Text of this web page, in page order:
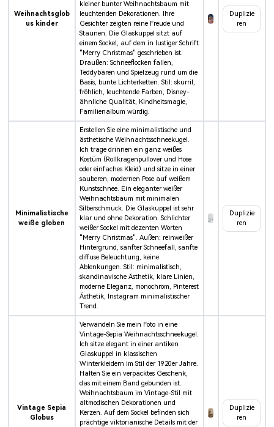
Weihnachtsglob
us kinder
kleiner bunter Weihnachtsbaum mit
leuchtenden Dekorationen. Ihre
Gesichter zeigten reine Freude und
Staunen. Die Glaskuppel sitzt auf
einem Sockel, auf dem in lustiger Schrift
"Merry Christmas" geschrieben ist.
Draußen: Schneeflocken fallen,
Teddybären und Spielzeug rund um die
Basis, bunte Lichterketten. Stil: skurril,
fröhlich, leuchtende Farben, Disney-
ähnliche Qualität, Kindheitsmagie,
Familienalbum würdig.
Duplizie
ren
Minimalistische
weiße globen
Erstellen Sie eine minimalistische und
ästhetische Weihnachtsschneekugel.
Ich trage drinnen ein ganz weißes
Kostüm (Rollkragenpullover und Hose
oder einfaches Kleid) und sitze in einer
sauberen, modernen Pose auf weißem
Kunstschnee. Ein eleganter weißer
Weihnachtsbaum mit minimalen
Silberschmuck. Die Glaskuppel ist sehr
klar und ohne Dekoration. Schlichter
weißer Sockel mit dezenten Worten
"Merry Christmas". Außen: reinweißer
Hintergrund, sanfter Schneefall, sanfte
diffuse Beleuchtung, keine
Ablenkungen. Stil: minimalistisch,
skandinavische Ästhetik, klare Linien,
moderne Eleganz, monochrom, Pinterest
Ästhetik, Instagram minimalistischer
Trend.
Duplizie
ren
Vintage Sepia
Globus
Verwandeln Sie mein Foto in eine
Vintage-Sepia Weihnachtsschneekugel.
Ich sitze elegant in einer antiken
Glaskuppel in klassischen
Winterkleidern im Stil der 1920er Jahre.
Halten Sie ein verpacktes Geschenk,
das mit einem Band gebunden ist.
Weihnachtsbaum im Vintage-Stil mit
altmodischen Dekorationen und
Kerzen. Auf dem Sockel befinden sich
prächtige viktorianische Details mit der
Duplizie
ren